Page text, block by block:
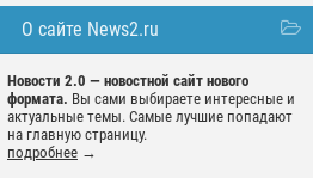
О сайте News2.ru
Новости 2.0 — новостной сайт нового
формата. Вы сами выбираете интересные и
актуальные темы. Самые лучшие попадают
на главную страницу.
подробнее →